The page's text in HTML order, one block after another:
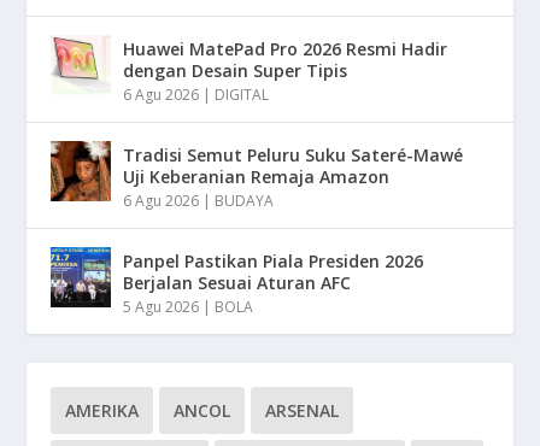
Huawei MatePad Pro 2026 Resmi Hadir
dengan Desain Super Tipis
6 Agu 2026 | DIGITAL
Tradisi Semut Peluru Suku Sateré-Mawé
Uji Keberanian Remaja Amazon
6 Agu 2026 | BUDAYA
Panpel Pastikan Piala Presiden 2026
Berjalan Sesuai Aturan AFC
5 Agu 2026 | BOLA
AMERIKA ANCOL ARSENAL